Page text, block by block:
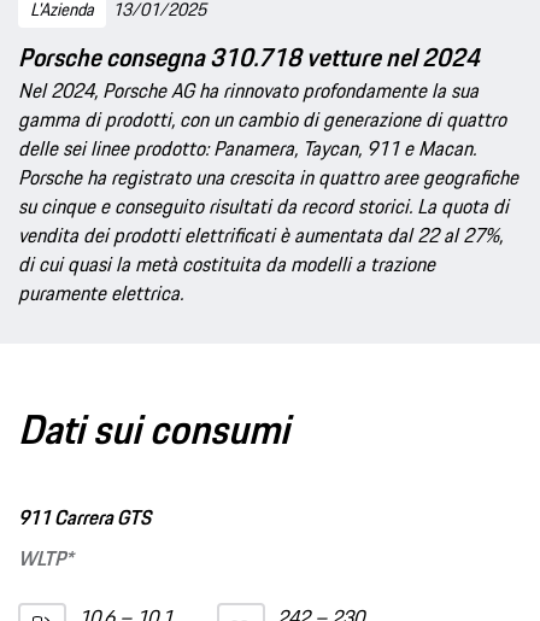
L'Azienda 13/01/2025
Porsche consegna 310.718 vetture nel 2024
Nel 2024, Porsche AG ha rinnovato profondamente la sua
gamma di prodotti, con un cambio di generazione di quattro
delle sei linee prodotto: Panamera, Taycan, 911 e Macan.
Porsche ha registrato una crescita in quattro aree geografiche
su cinque e conseguito risultati da record storici. La quota di
vendita dei prodotti elettrificati è aumentata dal 22 al 27%,
di cui quasi la metà costituita da modelli a trazione
puramente elettrica.
Dati sui consumi
911 Carrera GTS
WLTP*